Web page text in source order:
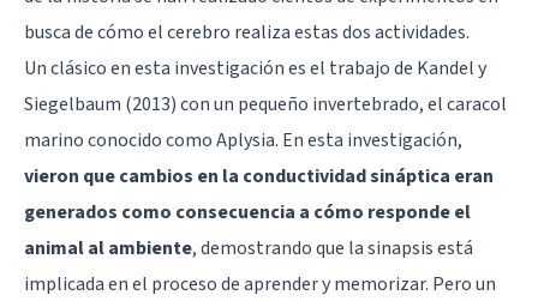
busca de cómo el cerebro realiza estas dos actividades.
Un clásico en esta investigación es el trabajo de Kandel y
Siegelbaum (2013) con un pequeño invertebrado, el caracol
marino conocido como Aplysia. En esta investigación,
vieron que cambios en la conductividad sináptica eran
generados como consecuencia a cómo responde el
animal al ambiente, demostrando que la sinapsis está
implicada en el proceso de aprender y memorizar. Pero un